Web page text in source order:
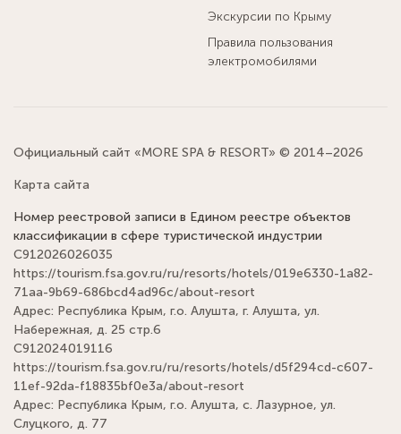
Экскурсии по Крыму
Правила пользования
электромобилями
Официальный сайт «MORE SPA & RESORT» © 2014–2026
Карта сайта
Номер реестровой записи в Едином реестре объектов
классификации в сфере туристической индустрии
С912026026035
https://tourism.fsa.gov.ru/ru/resorts/hotels/019e6330-1a82-
71aa-9b69-686bcd4ad96c/about-resort
Адрес: Республика Крым, г.о. Алушта, г. Алушта, ул.
Набережная, д. 25 стр.6
С912024019116
https://tourism.fsa.gov.ru/ru/resorts/hotels/d5f294cd-c607-
11ef-92da-f18835bf0e3a/about-resort
Адрес: Республика Крым, г.о. Алушта, с. Лазурное, ул.
Слуцкого, д. 77